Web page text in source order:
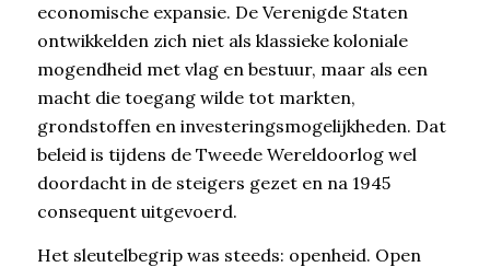
economische expansie. De Verenigde Staten
ontwikkelden zich niet als klassieke koloniale
mogendheid met vlag en bestuur, maar als een
macht die toegang wilde tot markten,
grondstoffen en investeringsmogelijkheden. Dat
beleid is tijdens de Tweede Wereldoorlog wel
doordacht in de steigers gezet en na 1945
consequent uitgevoerd.
Het sleutelbegrip was steeds: openheid. Open